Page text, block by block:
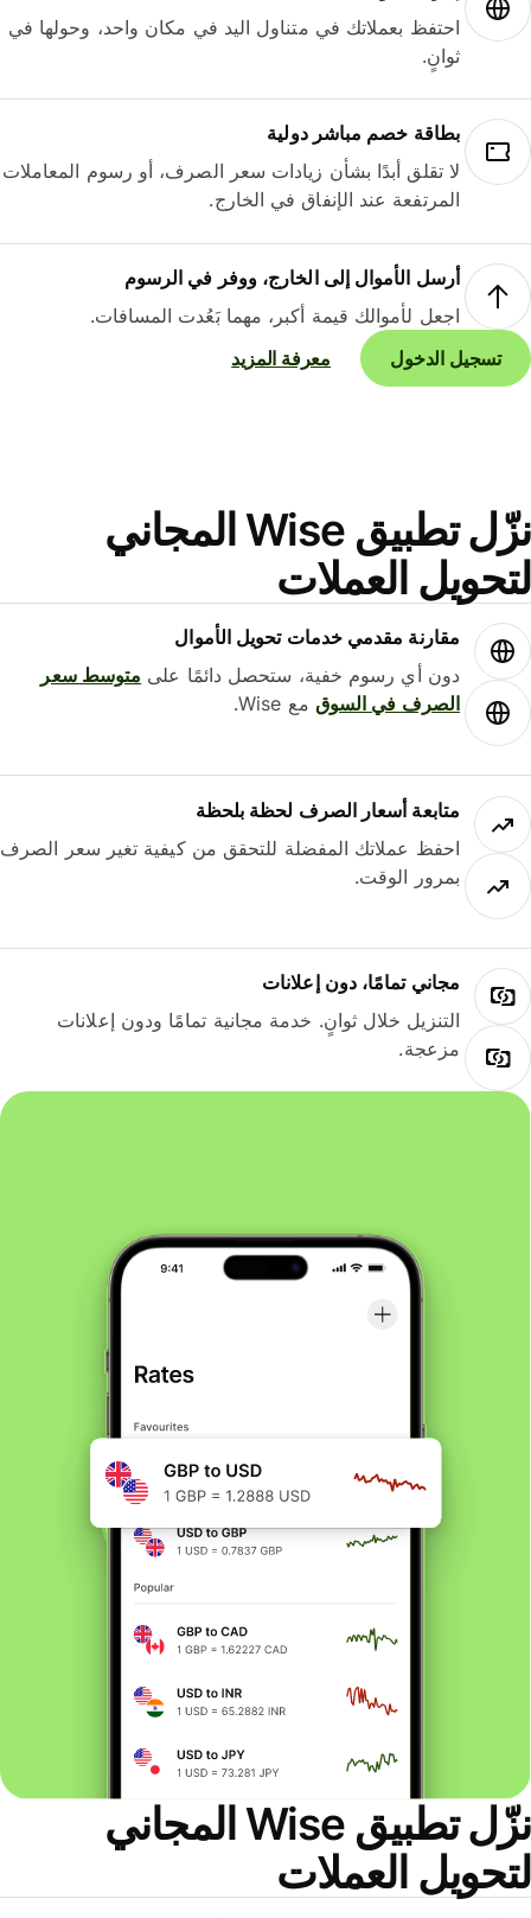
احتفظ بعملاتك في متناول اليد في مكان واحد، وحولها في
ثوانٍ.
بطاقة خصم مباشر دولية
لا تقلق أبدًا بشأن زيادات سعر الصرف، أو رسوم المعاملات
المرتفعة عند الإنفاق في الخارج.
أرسل الأموال إلى الخارج، ووفر في الرسوم
اجعل لأموالك قيمة أكبر، مهما بَعُدت المسافات.
تسجيل الدخول
معرفة المزيد
نزّل تطبيق Wise المجاني
العملات
مقارنة مقدمي خدمات تحويل الأموال
دون أي رسوم خفية، ستحصل دائمًا علىمتوسط ​​سعر
الصرف في السوقمع Wise.
متابعة أسعار الصرف لحظة بلحظة
احفظ عملاتك المفضلة للتحقق من كيفية تغير سعر الصرف
بمرور الوقت.
مجاني تمامًا، دون إعلانات
التنزيل خلال ثوانٍ. خدمة مجانية تمامًا ودون إعلانات
مزعجة.
نزّل تطبيق Wise المجاني
العملات